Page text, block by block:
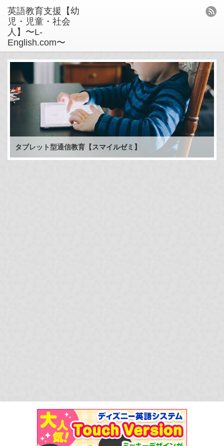
英語教育支援【幼
児・児童・社会
人】〜L-
English.com〜
タブレット型通信教育【スマイルゼミ】